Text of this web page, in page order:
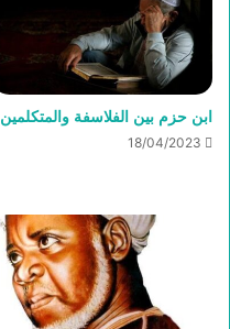
ابن حزم بين الفلاسفة والمتكلمين
18/04/2023